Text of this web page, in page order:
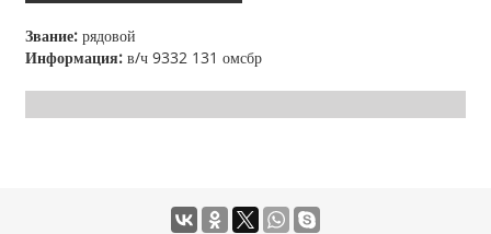
Звание: рядовой
Информация: в/ч 9332 131 омсбр